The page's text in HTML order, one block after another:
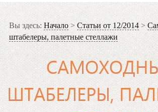
Вы здесь: Начало >Статьи от 12/2014>
штабелеры, палетные стеллажи
ШТАБЕЛЕРЫ,